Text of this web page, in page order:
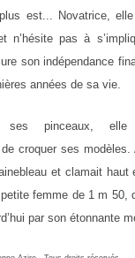
est... Novatrice,
n’hésite pas à
son indépendance
années de sa vie.
ses pinceaux,
de croquer ses modèles.
et clamait haut
femme de 1 m 50,
par son étonnante